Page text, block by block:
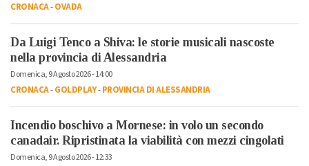
CRONACA-OVADA
Da Luigi Tenco a Shiva: le storie musicali nascoste
nella provincia di Alessandria
Domenica, 9 Agosto 2026 - 14:00
CRONACA-GOLDPLAY-PROVINCIA DI ALESSANDRIA
Incendio boschivo a Mornese: in volo un secondo
canadair. Ripristinata la viabilità con mezzi cingolati
Domenica, 9 Agosto 2026 - 12:33